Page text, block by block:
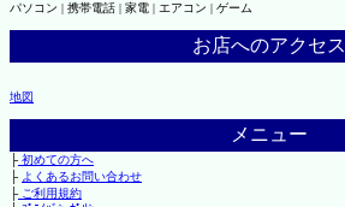
パソコン | 携帯電話 | 家電 | エアコン | ゲーム
お店へのアクセス
地図
メニュー
├初めての方へ
├ よくあるお問い合わせ
├ご利用規約